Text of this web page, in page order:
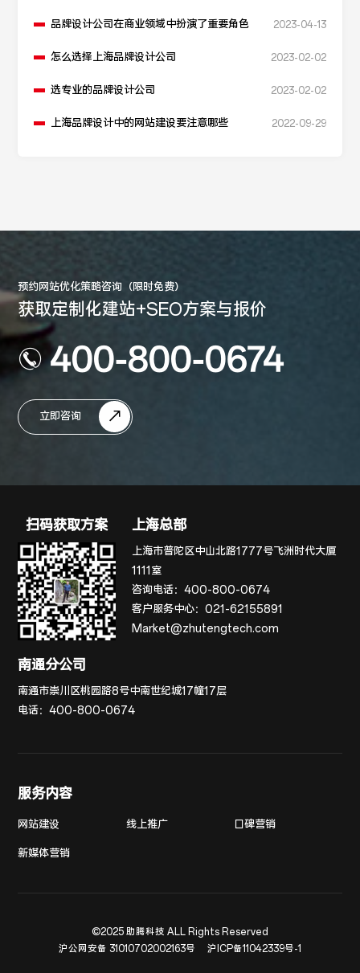
品牌设计公司在商业领域中扮演了重要角色 2023-04-13
怎么选择上海品牌设计公司 2023-02-02
选专业的品牌设计公司 2023-02-02
上海品牌设计中的网站建设要注意哪些 2022-09-29
预约网站优化策略咨询（限时免费）
获取定制化建站+SEO方案与报价
400-800-0674
立即咨询
扫码获取方案 上海总部
上海市普陀区中山北路1777号飞洲时代大厦
1111室
咨询电话：400-800-0674
客户服务中心：021-62155891
Market@zhutengtech.com
南通分公司
南通市崇川区桃园路8号中南世纪城17幢17层
电话：400-800-0674
服务内容
网站建设 线上推广 口碑营销
新媒体营销
©2025 助腾科技 ALL Rights Reserved
沪公网安备 31010702002163号
沪ICP备11042339号-1